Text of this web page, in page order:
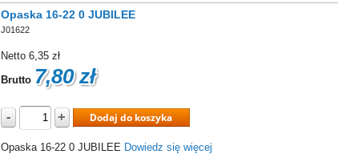
Opaska 16-22 0 JUBILEE
J01622
Netto 6,35 zł
Brutto 7,80 zł
- + Dodaj do koszyka
Opaska 16-22 0 JUBILEE Dowiedz się więcej